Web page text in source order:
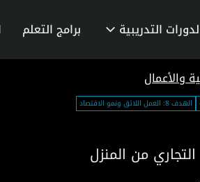
التدريبية برامج التعلم
والأعمال
الهدف 8: العمل اللائق ونمو الاقتصاد
من المنزل